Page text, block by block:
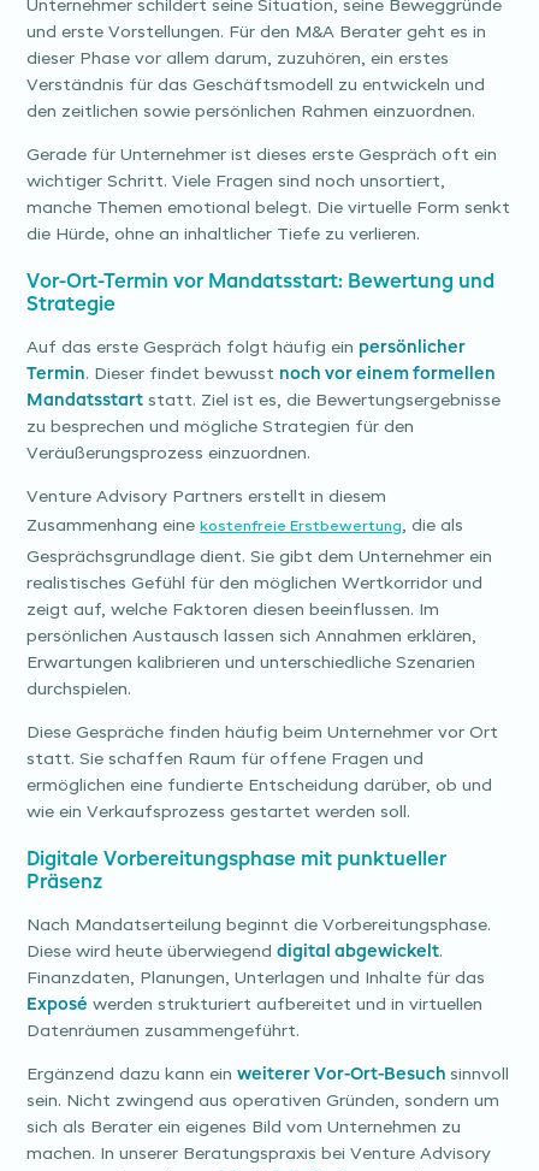
Unternehmer schildert seine Situation, seine Beweggründe
und erste Vorstellungen. Für den M&A Berater geht es in
dieser Phase vor allem darum, zuzuhören, ein erstes
Verständnis für das Geschäftsmodell zu entwickeln und
den zeitlichen sowie persönlichen Rahmen einzuordnen.
Gerade für Unternehmer ist dieses erste Gespräch oft ein
wichtiger Schritt. Viele Fragen sind noch unsortiert,
manche Themen emotional belegt. Die virtuelle Form senkt
die Hürde, ohne an inhaltlicher Tiefe zu verlieren.
Vor-Ort-Termin vor Mandatsstart: Bewertung und
Strategie
Auf das erste Gespräch folgt häufig ein persönlicher
Termin. Dieser findet bewusst noch vor einem formellen
Mandatsstart statt. Ziel ist es, die Bewertungsergebnisse
zu besprechen und mögliche Strategien für den
Veräußerungsprozess einzuordnen.
Venture Advisory Partners erstellt in diesem
Zusammenhang einekostenfreie Erstbewertung, die als
Gesprächsgrundlage dient. Sie gibt dem Unternehmer ein
realistisches Gefühl für den möglichen Wertkorridor und
zeigt auf, welche Faktoren diesen beeinflussen. Im
persönlichen Austausch lassen sich Annahmen erklären,
Erwartungen kalibrieren und unterschiedliche Szenarien
durchspielen.
Diese Gespräche finden häufig beim Unternehmer vor Ort
statt. Sie schaffen Raum für offene Fragen und
ermöglichen eine fundierte Entscheidung darüber, ob und
wie ein Verkaufsprozess gestartet werden soll.
Digitale Vorbereitungsphase mit punktueller
Präsenz
Nach Mandatserteilung beginnt die Vorbereitungsphase.
Diese wird heute überwiegenddigital abgewickelt.
Finanzdaten, Planungen, Unterlagen und Inhalte für das
Exposé werden strukturiert aufbereitet und in virtuellen
Datenräumen zusammengeführt.
Ergänzend dazu kann einweiterer Vor-Ort-Besuch sinnvoll
sein. Nicht zwingend aus operativen Gründen, sondern um
sich als Berater ein eigenes Bild vom Unternehmen zu
machen. In unserer Beratungspraxis bei Venture Advisory